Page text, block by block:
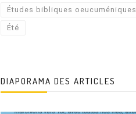
Études bibliques oeucuméniques
Été
DIAPORAMA DES ARTICLES